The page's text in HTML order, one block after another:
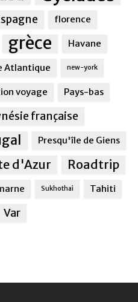
florence
grèce Havane
Atlantique new-york
voyage Pays-bas
française
Presqu'île de Giens
d'Azur Roadtrip
Sukhothai Tahiti
Var